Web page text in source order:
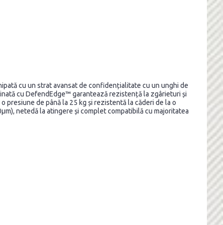
cu un strat avansat de confidențialitate cu un unghi de
cu DefendEdge™ garantează rezistență la zgârieturi și
presiune de până la 25 kg și rezistentă la căderi de la o
netedă la atingere și complet compatibilă cu majoritatea